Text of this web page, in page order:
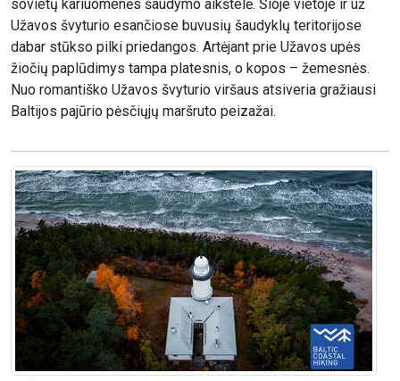
sovietų kariuomenės šaudymo aikštelė. Šioje vietoje ir už
Užavos švyturio esančiose buvusių šaudyklų teritorijose
dabar stūkso pilki priedangos. Artėjant prie Užavos upės
žiočių paplūdimys tampa platesnis, o kopos – žemesnės.
Nuo romantiško Užavos švyturio viršaus atsiveria gražiausi
Baltijos pajūrio pėsčiųjų maršruto peizažai.